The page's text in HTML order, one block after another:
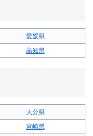
愛媛県
高知県
大分県
宮崎県